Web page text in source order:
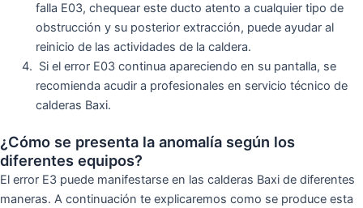
falla E03, chequear este ducto atento a cualquier tipo de
obstrucción y su posterior extracción, puede ayudar al
reinicio de las actividades de la caldera.
Si el error E03 continua apareciendo en su pantalla, se
recomienda acudir a profesionales en servicio técnico de
calderas Baxi.
¿Cómo se presenta la anomalía según los
diferentes equipos?
El error E3 puede manifestarse en las calderas Baxi de diferentes
maneras. A continuación te explicaremos como se produce esta